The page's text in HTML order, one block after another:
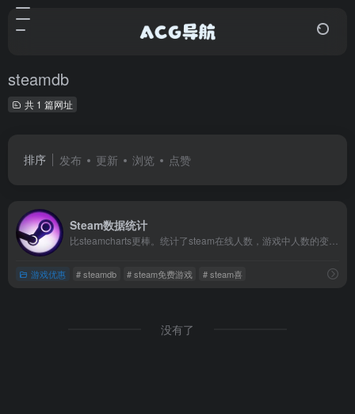
steamdb
共 1 篇网址
排序 发布 更新 浏览 点赞
Steam数据统计
游戏优惠 # steamdb # steam免费游戏 # steam喜
没有了